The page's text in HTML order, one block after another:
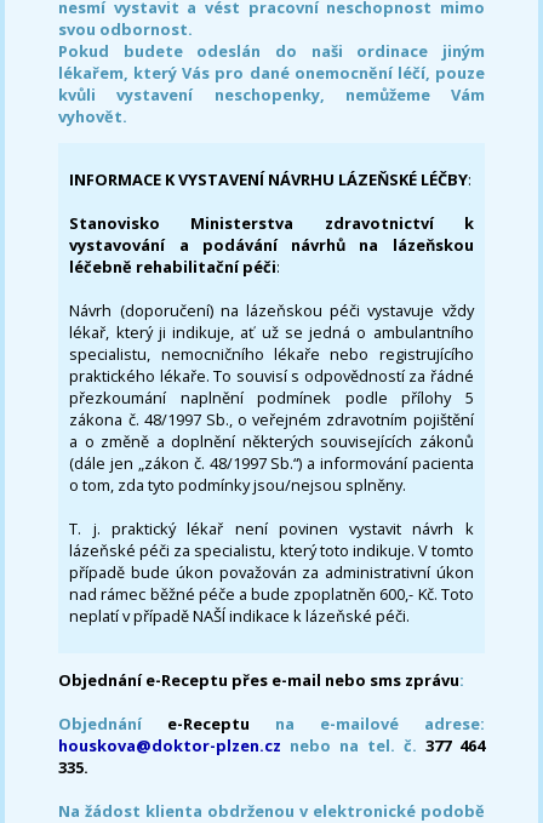
nesmí vystavit a vést pracovní neschopnost mimo
svou odbornost.
Pokud budete odeslán do naši ordinace jiným
lékařem, který Vás pro dané onemocnění léčí, pouze
kvůli vystavení neschopenky, nemůžeme Vám
vyhovět.
INFORMACE K VYSTAVENÍ NÁVRHU LÁZEŇSKÉ LÉČBY:
Stanovisko Ministerstva zdravotnictví k
vystavování a podávání návrhů na lázeňskou
léčebně rehabilitační péči:
Návrh (doporučení) na lázeňskou péči vystavuje vždy
lékař, který ji indikuje, ať už se jedná o ambulantního
specialistu, nemocničního lékaře nebo registrujícího
praktického lékaře. To souvisí s odpovědností za řádné
přezkoumání naplnění podmínek podle přílohy 5
zákona č. 48/1997 Sb., o veřejném zdravotním pojištění
a o změně a doplnění některých souvisejících zákonů
(dále jen „zákon č. 48/1997 Sb.“) a informování pacienta
o tom, zda tyto podmínky jsou/nejsou splněny.
T. j. praktický lékař není povinen vystavit návrh k
lázeňské péči za specialistu, který toto indikuje. V tomto
případě bude úkon považován za administrativní úkon
nad rámec běžné péče a bude zpoplatněn 600,- Kč. Toto
neplatí v případě NAŠÍ indikace k lázeňské péči.
Objednání e-Receptu přes e-mail nebo sms zprávu:
Objednání e-Receptu na e-mailové adrese:
houskova@doktor-plzen.cz nebo na tel. č. 377 464
335.
Na žádost klienta obdrženou v elektronické podobě